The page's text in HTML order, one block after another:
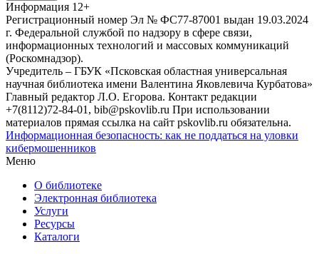
Информация 12+
Регистрационный номер Эл № ФС77-87001 выдан 19.03.2024
г. Федеральной службой по надзору в сфере связи,
информационных технологий и массовых коммуникаций
(Роскомнадзор).
Учредитель – ГБУК «Псковская областная универсальная
научная библиотека имени Валентина Яковлевича Курбатова»
Главный редактор Л.О. Егорова. Контакт редакции
+7(8112)72-84-01, bib@pskovlib.ru При использовании
материалов прямая ссылка на сайт pskovlib.ru обязательна.
Информационная безопасность: как не поддаться на уловки
кибермошенников
Меню
О библиотеке
Электронная библиотека
Услуги
Ресурсы
Каталоги